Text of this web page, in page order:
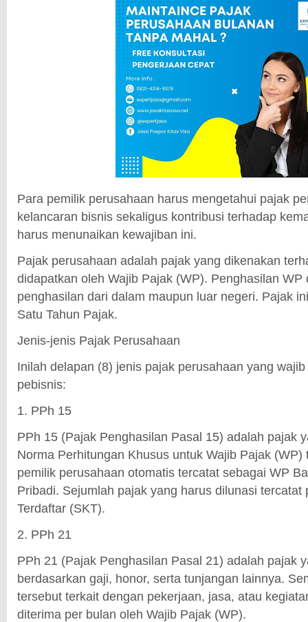
Para pemilik perusahaan harus mengetahui pajak
kelancaran bisnis sekaligus kontribusi terhadap
harus menunaikan kewajiban ini.
Pajak perusahaan adalah pajak yang dikenakan
didapatkan oleh Wajib Pajak (WP). Penghasilan WP
penghasilan dari dalam maupun luar negeri. Pajak
Satu Tahun Pajak.
Jenis-jenis Pajak Perusahaan
Inilah delapan (8) jenis pajak perusahaan yang
pebisnis:
1. PPh 15
PPh 15 (Pajak Penghasilan Pasal 15) adalah pajak
Norma Perhitungan Khusus untuk Wajib Pajak
pemilik perusahaan otomatis tercatat sebagai WP
Pribadi. Sejumlah pajak yang harus dilunasi tercatat
Terdaftar (SKT).
2. PPh 21
PPh 21 (Pajak Penghasilan Pasal 21) adalah pajak
berdasarkan gaji, honor, serta tunjangan lainnya.
tersebut terkait dengan pekerjaan, jasa, atau
diterima per bulan oleh Wajib Pajak (WP).